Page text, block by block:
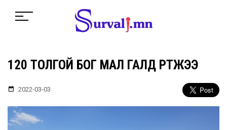
120 ТОЛГОЙ БОГ МАЛ ГАЛД ӨРТЖЭЭ
2022-03-03